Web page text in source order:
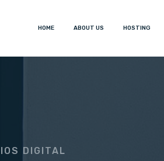
HOME ABOUT US HOSTING
DIGITAL